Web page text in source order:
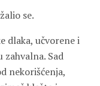
se.
dlaka, učvorene i
zahvalna. Sad
nekorišćenja,